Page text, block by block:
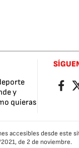
y
quieras
accesibles desde
de 2 de noviembre.